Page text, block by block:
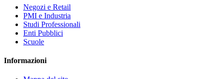
Negozi e Retail
PMI e Industria
Studi Professionali
Enti Pubblici
Scuole
Informazioni